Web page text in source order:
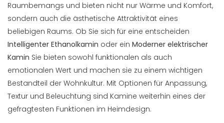
Raumbemangs und bieten nicht nur Wärme und Komfort,
sondern auch die ästhetische Attraktivität eines
beliebigen Raums. Ob Sie sich für eine entscheiden
Intelligenter Ethanolkamin oder ein Moderner elektrischer
Kamin Sie bieten sowohl funktionalen als auch
emotionalen Wert und machen sie zu einem wichtigen
Bestandteil der Wohnkultur. Mit Optionen für Anpassung,
Textur und Beleuchtung sind Kamine weiterhin eines der
gefragtesten Funktionen im Heimdesign.